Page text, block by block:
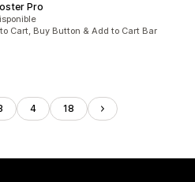
Pro
Cart, Buy Button & Add to Cart Bar
4 18